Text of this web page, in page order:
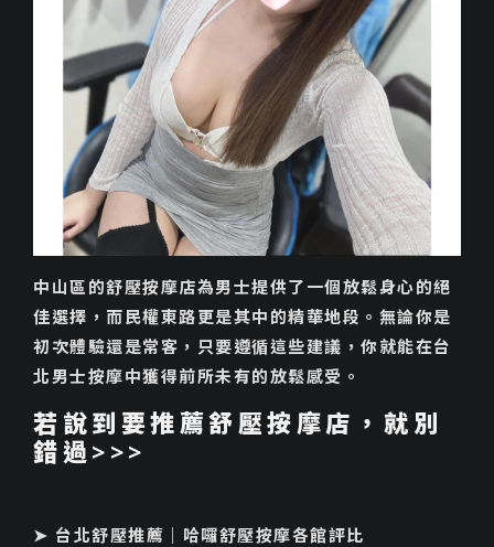
中山區的舒壓按摩店為男士提供了一個放鬆身心的絕
佳選擇，而民權東路更是其中的精華地段。無論你是
初次體驗還是常客，只要遵循這些建議，你就能在台
北男士按摩中獲得前所未有的放鬆感受。
若說到要推薦舒壓按摩店，就別
錯過>>>
➤ 台北舒壓推薦｜哈囉舒壓按摩各館評比